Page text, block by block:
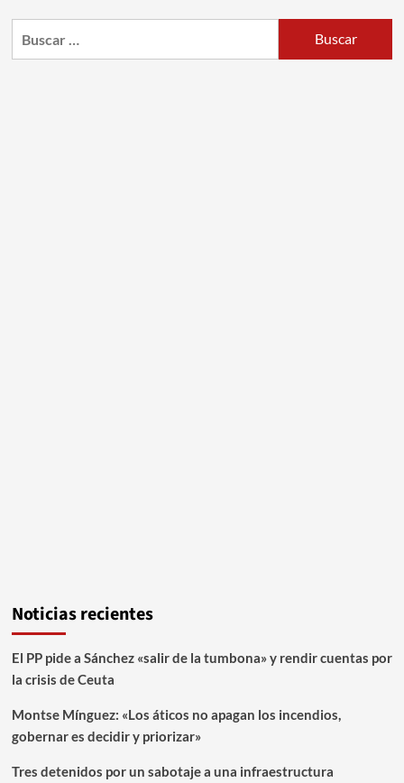
Noticias recientes
El PP pide a Sánchez «salir de la tumbona» y rendir cuentas por
la crisis de Ceuta
Montse Mínguez: «Los áticos no apagan los incendios,
gobernar es decidir y priorizar»
Tres detenidos por un sabotaje a una infraestructura